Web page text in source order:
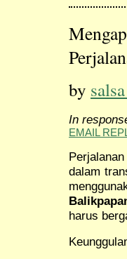
by
In
EMAIL
dalam
harus